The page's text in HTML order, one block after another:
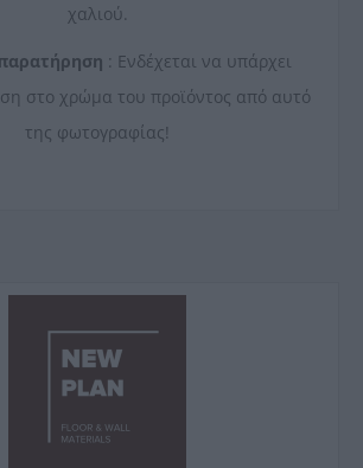
χαλιού.
: Ενδέχεται να υπάρχει
στο χρώμα του προϊόντος από αυτό
της φωτογραφίας!